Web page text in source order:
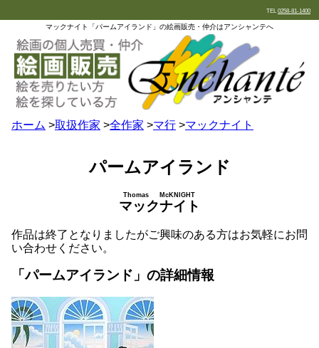
TEL 0258-81-1400
マックナイト「パームアイランド」の絵画販売・仲介はアンシャンテへ
ホーム >取扱作家 >全作家 >マ行 >マックナイト
パームアイランド
マックナイト
Thomas McKNIGHT
作品は終了となりましたがご興味のある方はお気軽にお問
い合わせください。
「パームアイランド」の詳細情報